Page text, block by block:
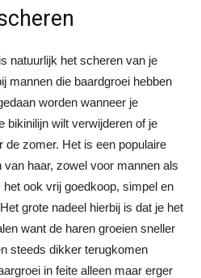
natuurlijk het scheren van je
mannen die baardgroei hebben
worden wanneer je
bikinilijn wilt verwijderen of je
de zomer. Het is een populaire
haar, zowel voor mannen als
ook vrij goedkoop, simpel en
grote nadeel hierbij is dat je het
want de haren groeien sneller
steeds dikker terugkomen
in feite alleen maar erger